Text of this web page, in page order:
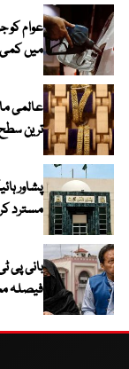
عوام کو
میں کمی
ترین
پشاور
مسترد
بانی پی
فیصلہ